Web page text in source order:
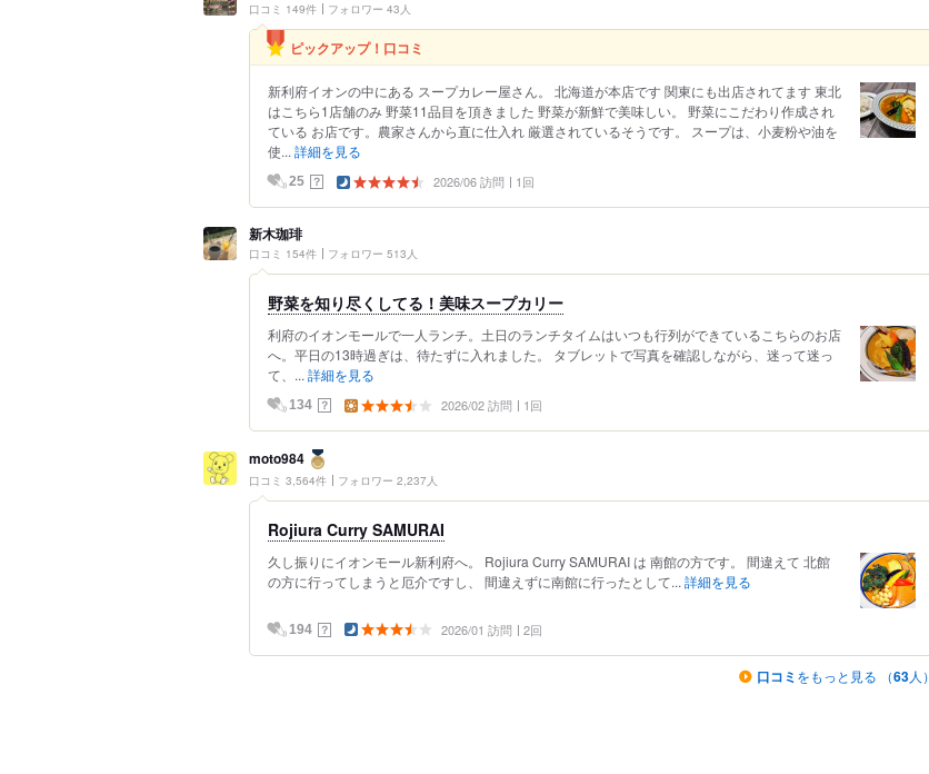
口コミ 149件 フォロワー 43人
ピックアップ！口コミ
新利府イオンの中にある スープカレー屋さん。 北海道が本店です 関東にも出店されてます 東北
はこちら1店舗のみ 野菜11品目を頂きました 野菜が新鮮で美味しい。 野菜にこだわり作成され
ている お店です。農家さんから直に仕入れ 厳選されているそうです。 スープは、小麦粉や油を
使... 詳細を見る
25 ？ 2026/06 訪問 1回
新木珈琲
口コミ 154件 フォロワー 513人
野菜を知り尽くしてる！美味スープカリー
利府のイオンモールで一人ランチ。土日のランチタイムはいつも行列ができているこちらのお店
へ。平日の13時過ぎは、待たずに入れました。 タブレットで写真を確認しながら、迷って迷っ
て、... 詳細を見る
134 ？ 2026/02 訪問 1回
moto984
口コミ 3,564件 フォロワー 2,237人
Rojiura Curry SAMURAI
久し振りにイオンモール新利府へ。 Rojiura Curry SAMURAI は 南館の方です。 間違えて 北館
の方に行ってしまうと厄介ですし、 間違えずに南館に行ったとして... 詳細を見る
194 ？ 2026/01 訪問 2回
口コミ をもっと見る （63人）